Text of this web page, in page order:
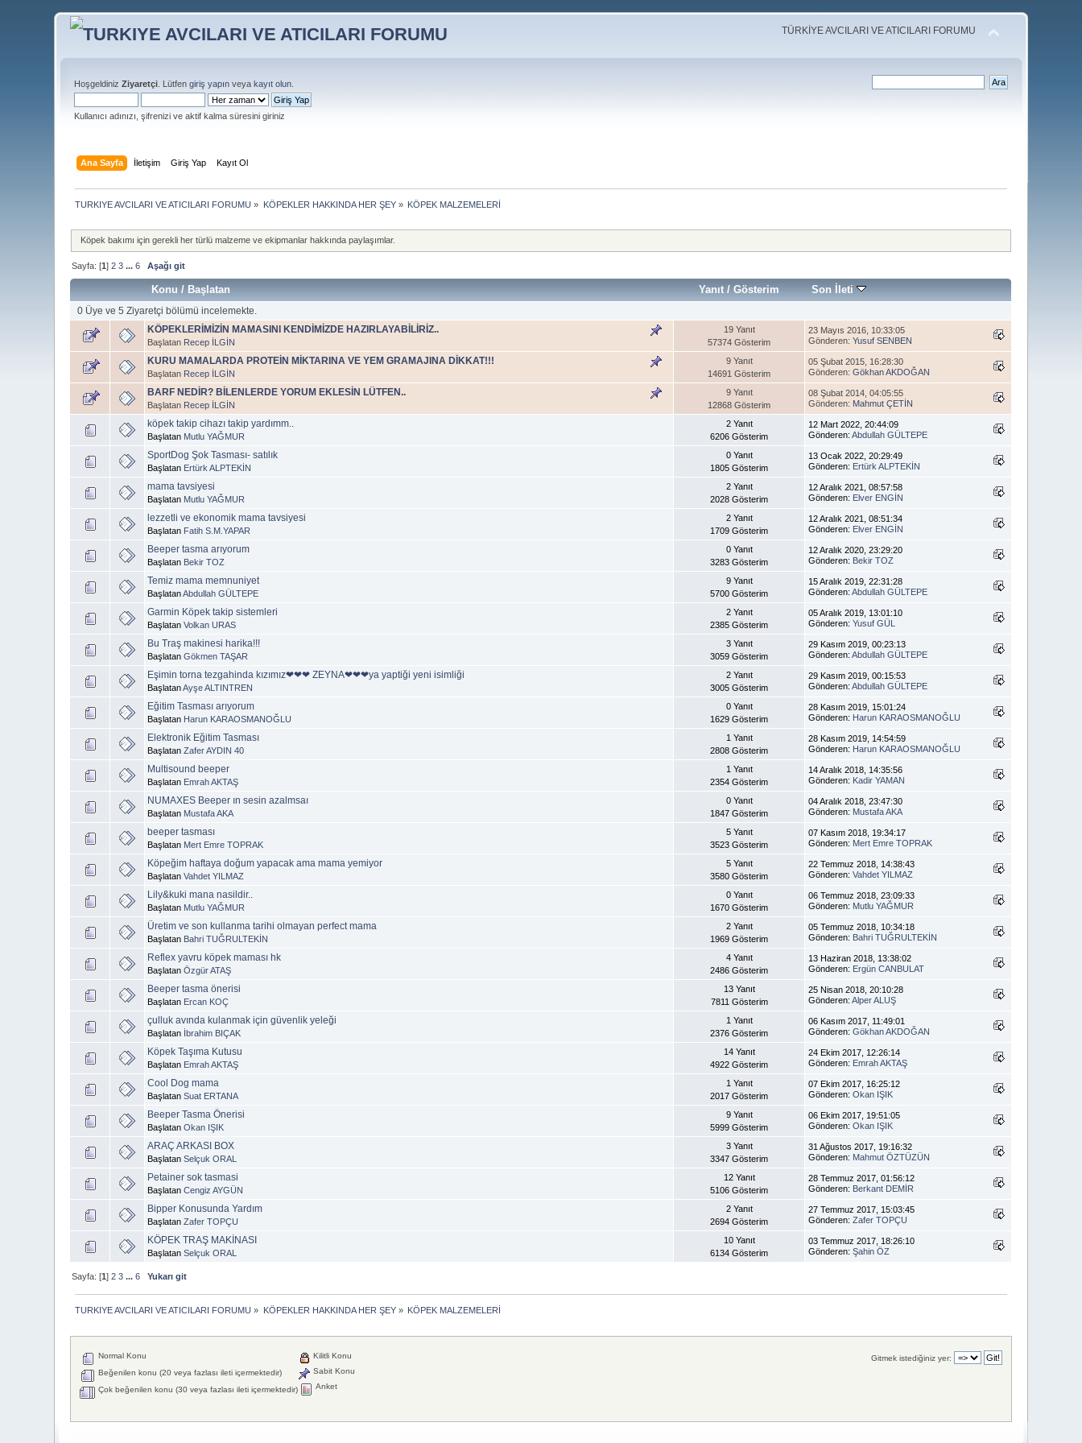
TÜRKİYE AVCILARI VE ATICILARI FORUMU
HoşgeldinizZiyaretçi . Lütfengiriş yapın veyakayıt olun
Kullanıcı adınızı, şifrenizi ve aktif kalma süresini giriniz
Ana Sayfa İletişim Giriş Yap Kayıt Ol
TURKIYE AVCILARI VE ATICILARI FORUMU » KÖPEKLER HAKKINDA HER ŞEY» KÖPEK MALZEMELERİ
Köpek bakımı için gerekli her türlü malzeme ve ekipmanlar hakkında paylaşımlar.
Sayfa: [1]2 3 ...6 Aşağı git
Konu / Başlatan Yanıt/ Gösterim Son İleti
0 Üye ve 5 Ziyaretçi bölümü incelemekte.
KÖPEKLERİMİZİN MAMASINI KENDİMİZDE HAZIRLAYABİLİRİZ..
Başlatan Recep İLGİN
19 Yanıt
57374 Gösterim
23 Mayıs 2016, 10:33:05
Gönderen:Yusuf SENBEN
KURU MAMALARDA PROTEİN MİKTARINA VE YEM GRAMAJINA DİKKAT!!!
Başlatan Recep İLGİN
9 Yanıt
14691 Gösterim
05 Şubat 2015, 16:28:30
Gönderen:Gökhan AKDOĞAN
BARF NEDİR? BİLENLERDE YORUM EKLESİN LÜTFEN..
Başlatan Recep İLGİN
9 Yanıt
12868 Gösterim
08 Şubat 2014, 04:05:55
Gönderen: Mahmut ÇETİN
köpek takip cihazı takip yardımm..
Başlatan Mutlu YAĞMUR
2 Yanıt
6206 Gösterim
12 Mart 2022, 20:44:09
Gönderen:Abdullah GÜLTEPE
SportDog Şok Tasması- satılık
Başlatan Ertürk ALPTEKİN
0 Yanıt
1805 Gösterim
13 Ocak 2022, 20:29:49
Gönderen: Ertürk ALPTEKİN
mama tavsiyesi
Başlatan Mutlu YAĞMUR
2 Yanıt
2028 Gösterim
12 Aralık 2021, 08:57:58
Gönderen: Elver ENGİN
lezzetli ve ekonomik mama tavsiyesi
Başlatan Fatih S.M.YAPAR
2 Yanıt
1709 Gösterim
12 Aralık 2021, 08:51:34
Gönderen: Elver ENGİN
Beeper tasma arıyorum
Başlatan Bekir TOZ
0 Yanıt
3283 Gösterim
12 Aralık 2020, 23:29:20
Gönderen: Bekir TOZ
Temiz mama memnuniyet
BaşlatanAbdullah GÜLTEPE
9 Yanıt
5700 Gösterim
15 Aralık 2019, 22:31:28
Gönderen:Abdullah GÜLTEPE
Garmin Köpek takip sistemleri
BaşlatanVolkan URAS
2 Yanıt
2385 Gösterim
05 Aralık 2019, 13:01:10
Gönderen:Yusuf GÜL
Bu Traş makinesi harika!!!
BaşlatanGökmen TAŞAR
3 Yanıt
3059 Gösterim
29 Kasım 2019, 00:23:13
Gönderen:Abdullah GÜLTEPE
Eşimin torna tezgahinda kızımız❤❤❤ ZEYNA❤❤❤ya yaptiği yeni isimliği
BaşlatanAyşe ALTINTREN
2 Yanıt
3005 Gösterim
29 Kasım 2019, 00:15:53
Gönderen:Abdullah GÜLTEPE
Eğitim Tasması arıyorum
Başlatan Harun KARAOSMANOĞLU
0 Yanıt
1629 Gösterim
28 Kasım 2019, 15:01:24
Gönderen: Harun KARAOSMANOĞLU
Elektronik Eğitim Tasması
BaşlatanZafer AYDIN 40
1 Yanıt
2808 Gösterim
28 Kasım 2019, 14:54:59
Gönderen: Harun KARAOSMANOĞLU
Multisound beeper
Başlatan Emrah AKTAŞ
1 Yanıt
2354 Gösterim
14 Aralık 2018, 14:35:56
Gönderen: Kadir YAMAN
NUMAXES Beeper ın sesin azalmsaı
Başlatan Mustafa AKA
0 Yanıt
1847 Gösterim
04 Aralık 2018, 23:47:30
Gönderen: Mustafa AKA
beeper tasması
Başlatan Mert Emre TOPRAK
5 Yanıt
3523 Gösterim
07 Kasım 2018, 19:34:17
Gönderen: Mert Emre TOPRAK
Köpeğim haftaya doğum yapacak ama mama yemiyor
BaşlatanVahdet YILMAZ
5 Yanıt
3580 Gösterim
22 Temmuz 2018, 14:38:43
Gönderen:Vahdet YILMAZ
Lily&kuki mana nasildir..
Başlatan Mutlu YAĞMUR
0 Yanıt
1670 Gösterim
06 Temmuz 2018, 23:09:33
Gönderen: Mutlu YAĞMUR
Üretim ve son kullanma tarihi olmayan perfect mama
Başlatan Bahri TUĞRULTEKİN
2 Yanıt
1969 Gösterim
05 Temmuz 2018, 10:34:18
Gönderen: Bahri TUĞRULTEKİN
Reflex yavru köpek maması hk
BaşlatanÖzgür ATAŞ
4 Yanıt
2486 Gösterim
13 Haziran 2018, 13:38:02
Gönderen: Ergün CANBULAT
Beeper tasma önerisi
Başlatan Ercan KOÇ
13 Yanıt
7811 Gösterim
25 Nisan 2018, 20:10:28
Gönderen:Alper ALUŞ
çulluk avında kulanmak için güvenlik yeleği
Başlatan İbrahim BIÇAK
1 Yanıt
2376 Gösterim
06 Kasım 2017, 11:49:01
Gönderen:Gökhan AKDOĞAN
Köpek Taşıma Kutusu
Başlatan Emrah AKTAŞ
14 Yanıt
4922 Gösterim
24 Ekim 2017, 12:26:14
Gönderen: Emrah AKTAŞ
Cool Dog mama
BaşlatanSuat ERTANA
1 Yanıt
2017 Gösterim
07 Ekim 2017, 16:25:12
Gönderen:Okan IŞIK
Beeper Tasma Önerisi
BaşlatanOkan IŞIK
9 Yanıt
5999 Gösterim
06 Ekim 2017, 19:51:05
Gönderen:Okan IŞIK
ARAÇ ARKASI BOX
BaşlatanSelçuk ORAL
3 Yanıt
3347 Gösterim
31 Ağustos 2017, 19:16:32
Gönderen: Mahmut ÖZTÜZÜN
Petainer sok tasmasi
BaşlatanCengiz AYGÜN
12 Yanıt
5106 Gösterim
28 Temmuz 2017, 01:56:12
Gönderen: Berkant DEMİR
Bipper Konusunda Yardım
BaşlatanZafer TOPÇU
2 Yanıt
2694 Gösterim
27 Temmuz 2017, 15:03:45
Gönderen:Zafer TOPÇU
KÖPEK TRAŞ MAKİNASI
BaşlatanSelçuk ORAL
10 Yanıt
6134 Gösterim
03 Temmuz 2017, 18:26:10
Gönderen:Şahin ÖZ
Sayfa: [1]2 3 ...6 Yukarı git
TURKIYE AVCILARI VE ATICILARI FORUMU » KÖPEKLER HAKKINDA HER ŞEY» KÖPEK MALZEMELERİ
Gitmek istediğiniz yer:
Normal Konu
Beğenilen konu (20 veya fazlası ileti içermektedir)
Çok beğenilen konu (30 veya fazlası ileti içermektedir)
Kilitli Konu
Sabit Konu
Anket